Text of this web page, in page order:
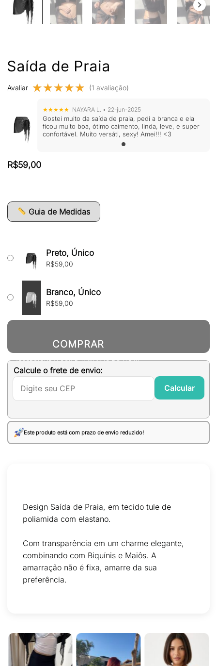
Saída de Praia
Avaliar ★★★★★
★★★★★ (1 avaliação)
★★★★★ NAYARA L. • 22-jun-2025
Gostei muito da saída de praia, pedi a branca e ela
ficou muito boa, ótimo caimento, linda, leve, e super
confortável. Muito versáti, sexy! Amei!!! <3
R$59,00
Guia de Medidas
Preto, Único
R$59,00
Branco, Único
R$59,00
COMPRAR
(SELECIONE A COR E TAMANHO DO ITEM)
Calcule o frete de envio:
Calcular
Este produto está com prazo de envio reduzido!
Design Saída de Praia, em tecido tule de
poliamida com elastano.
Com transparência em um charme elegante,
combinando com Biquínis e Maiôs. A
amarração não é fixa, amarre da sua
preferência.